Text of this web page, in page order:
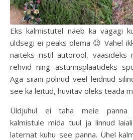
Eks kalmistutel näeb ka vägagi
üldsegi ei peaks olema 😉 Vahel
näiteks ristil autorool, vaasideks
rehvid ning astumisplaatideks
Aga siiani polnud veel leidnud
see ka leitud, huvitav oleks teada
Üldjuhul ei taha meie panna
kalmistule mida tuul ja linnud
laternat kuhu see panna. Ühel